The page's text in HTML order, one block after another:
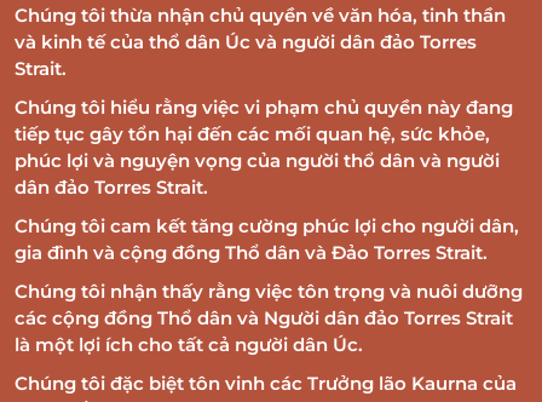
Chúng tôi thừa nhận chủ quyền về văn hóa, tinh thần
và kinh tế của thổ dân Úc và người dân đảo Torres
Strait.
Chúng tôi hiểu rằng việc vi phạm chủ quyền này đang
tiếp tục gây tổn hại đến các mối quan hệ, sức khỏe,
phúc lợi và nguyện vọng của người thổ dân và người
dân đảo Torres Strait.
Chúng tôi cam kết tăng cường phúc lợi cho người dân,
gia đình và cộng đồng Thổ dân và Đảo Torres Strait.
Chúng tôi nhận thấy rằng việc tôn trọng và nuôi dưỡng
các cộng đồng Thổ dân và Người dân đảo Torres Strait
là một lợi ích cho tất cả người dân Úc.
Chúng tôi đặc biệt tôn vinh các Trưởng lão Kaurna của